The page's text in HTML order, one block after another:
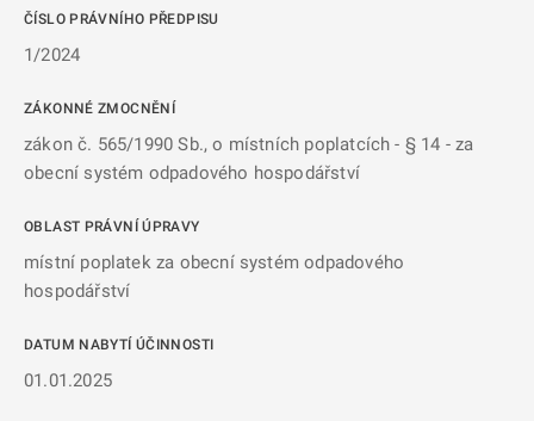
ČÍSLO PRÁVNÍHO PŘEDPISU
1/2024
ZÁKONNÉ ZMOCNĚNÍ
zákon č. 565/1990 Sb., o místních poplatcích - § 14 - za
obecní systém odpadového hospodářství
OBLAST PRÁVNÍ ÚPRAVY
místní poplatek za obecní systém odpadového
hospodářství
DATUM NABYTÍ ÚČINNOSTI
01.01.2025